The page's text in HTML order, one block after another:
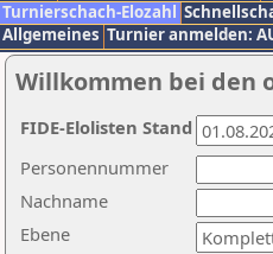
Turnierschach-Elozahl
Allgemeines Turnier anmelden:
Willkommen bei den
Nachname
Ebene
Personennummer
FIDE-Elolisten Stand